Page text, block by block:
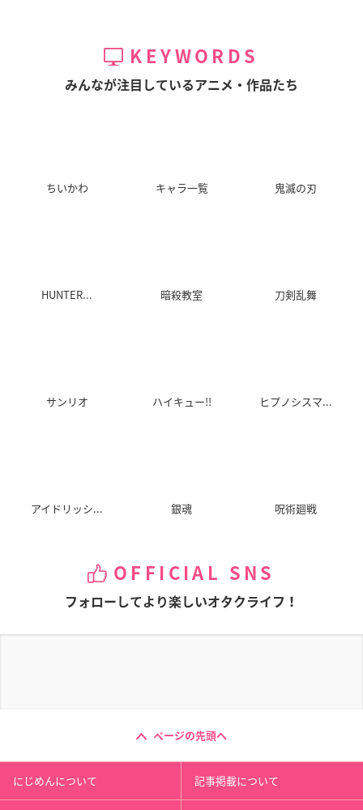
KEYWORDS
みんなが注目しているアニメ・作品たち
ちいかわ キャラ一覧 鬼滅の刃
HUNTER... 暗殺教室 刀剣乱舞
サンリオ ハイキュー!! ヒプノシスマ...
アイドリッシ... 銀魂 呪術廻戦
OFFICIAL SNS
フォローしてより楽しいオタクライフ！
ページの先頭へ
にじめんについて 記事掲載について